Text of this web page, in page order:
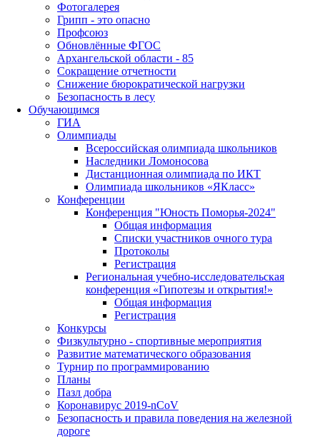
Фотогалерея
Грипп - это опасно
Профсоюз
Обновлённые ФГОС
Архангельской области - 85
Сокращение отчетности
Снижение бюрократической нагрузки
Безопасность в лесу
Обучающимся
ГИА
Олимпиады
Всероссийская олимпиада школьников
Наследники Ломоносова
Дистанционная олимпиада по ИКТ
Олимпиада школьников «ЯКласс»
Конференции
Конференция "Юность Поморья-2024"
Общая информация
Списки участников очного тура
Протоколы
Регистрация
Региональная учебно-исследовательская
конференция «Гипотезы и открытия!»
Общая информация
Регистрация
Конкурсы
Физкультурно - спортивные мероприятия
Развитие математического образования
Турнир по программированию
Планы
Пазл добра
Коронавирус 2019-nCoV
Безопасность и правила поведения на железной
дороге